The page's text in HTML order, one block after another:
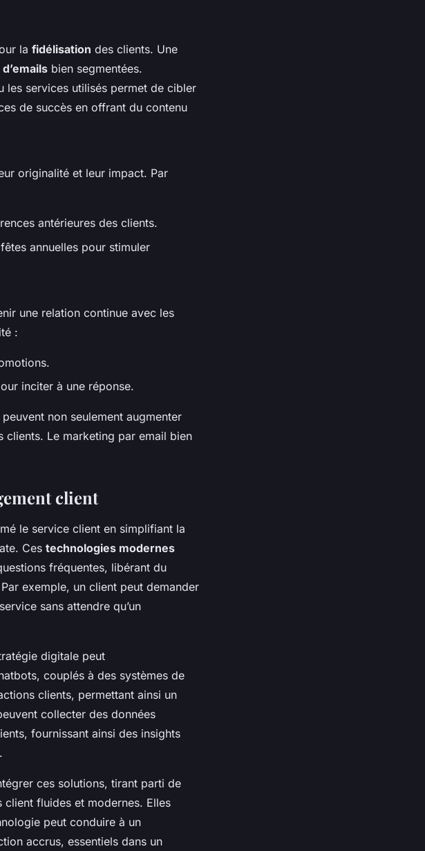
la fidélisation des clients. Une
bien segmentées.
les services utilisés permet de cibler
de succès en offrant du contenu
originalité et leur impact. Par
antérieures des clients.
annuelles pour stimuler
une relation continue avec les
:
inciter à une réponse.
non seulement augmenter
clients. Le marketing par email bien
client
le service client en simplifiant la
Ces technologies modernes
fréquentes, libérant du
exemple, un client peut demander
sans attendre qu’un
digitale peut
couplés à des systèmes de
clients, permettant ainsi un
collecter des données
fournissant ainsi des insights
ces solutions, tirant parti de
fluides et modernes. Elles
peut conduire à un
accrus, essentiels dans un